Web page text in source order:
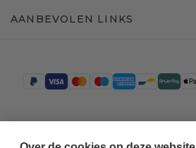
AANBEVOLEN LINKS